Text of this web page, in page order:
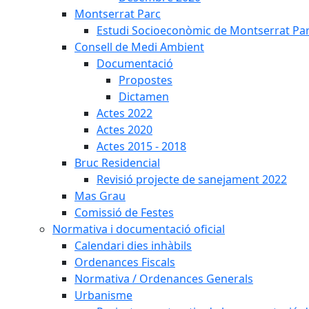
Montserrat Parc
Estudi Socioeconòmic de Montserrat
Consell de Medi Ambient
Documentació
Propostes
Dictamen
Actes 2022
Actes 2020
Actes 2015 - 2018
Bruc Residencial
Revisió projecte de sanejament 2022
Mas Grau
Comissió de Festes
Normativa i documentació oficial
Calendari dies inhàbils
Ordenances Fiscals
Normativa / Ordenances Generals
Urbanisme